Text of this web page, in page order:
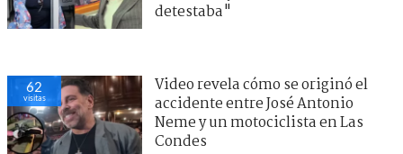
detestaba"
62
visitas
Video revela cómo se originó el
accidente entre José Antonio
Neme y un motociclista en Las
Condes